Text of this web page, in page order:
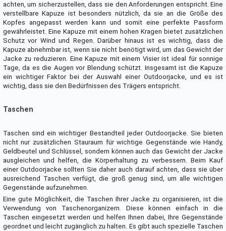
achten, um sicherzustellen, dass sie den Anforderungen entspricht. Eine
verstellbare Kapuze ist besonders nützlich, da sie an die Größe des
Kopfes angepasst werden kann und somit eine perfekte Passform
gewährleistet. Eine Kapuze mit einem hohen Kragen bietet zusätzlichen
Schutz vor Wind und Regen. Darüber hinaus ist es wichtig, dass die
Kapuze abnehmbar ist, wenn sie nicht benötigt wird, um das Gewicht der
Jacke zu reduzieren. Eine Kapuze mit einem Visier ist ideal für sonnige
Tage, da es die Augen vor Blendung schützt. Insgesamt ist die Kapuze
ein wichtiger Faktor bei der Auswahl einer Outdoorjacke, und es ist
wichtig, dass sie den Bedürfnissen des Trägers entspricht.
Taschen
Taschen sind ein wichtiger Bestandteil jeder Outdoorjacke. Sie bieten
nicht nur zusätzlichen Stauraum für wichtige Gegenstände wie Handy,
Geldbeutel und Schlüssel, sondern können auch das Gewicht der Jacke
ausgleichen und helfen, die Körperhaltung zu verbessern. Beim Kauf
einer Outdoorjacke sollten Sie daher auch darauf achten, dass sie über
ausreichend Taschen verfügt, die groß genug sind, um alle wichtigen
Gegenstände aufzunehmen.
Eine gute Möglichkeit, die Taschen Ihrer Jacke zu organisieren, ist die
Verwendung von Taschenorganizern. Diese können einfach in die
Taschen eingesetzt werden und helfen Ihnen dabei, Ihre Gegenstände
geordnet und leicht zugänglich zu halten. Es gibt auch spezielle Taschen